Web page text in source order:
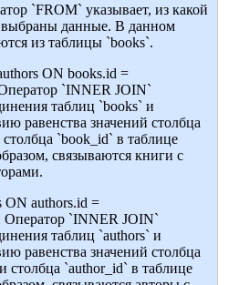
`FROM` указывает, из какой
данные. В данном
из таблицы `books`.
ON books.id =
`INNER JOIN`
таблиц `books` и
равенства значений столбца
`book_id` в таблице
связываются книги с
authors.id =
Оператор `INNER JOIN`
таблиц `authors` и
равенства значений столбца
столбца `author_id` в таблице